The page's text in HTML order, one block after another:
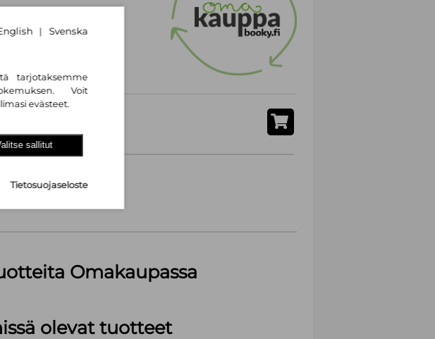
Omakaupassa
olevat tuotteet
| Svenska
tarjotaksemme
Voit
evästeet.
sallitut
Tietosuojaseloste